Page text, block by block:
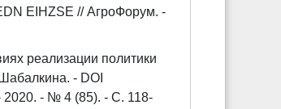
EIHZSE // АгроФорум. -
реализации политики
- DOI
2020. - № 4 (85). - С. 118-